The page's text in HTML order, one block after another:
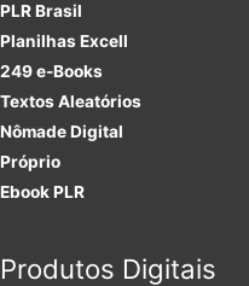
PLR Brasil
Planilhas Excell
249 e-Books
Textos Aleatórios
Nômade Digital
Próprio
Ebook PLR
Produtos Digitais